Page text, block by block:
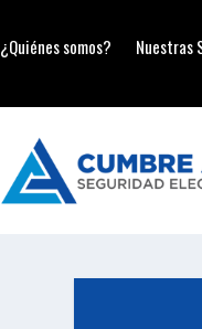
¿Quiénes somos? Nuestras